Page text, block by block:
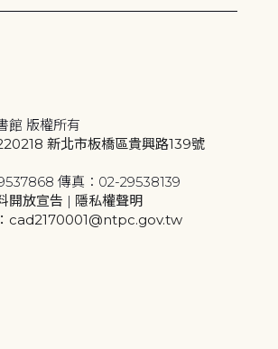
館 版權所有
新北市板橋區貴興路139號
傳真：02-29538139
開放宣告 | 隱私權聲明
cad2170001@ntpc.gov.tw